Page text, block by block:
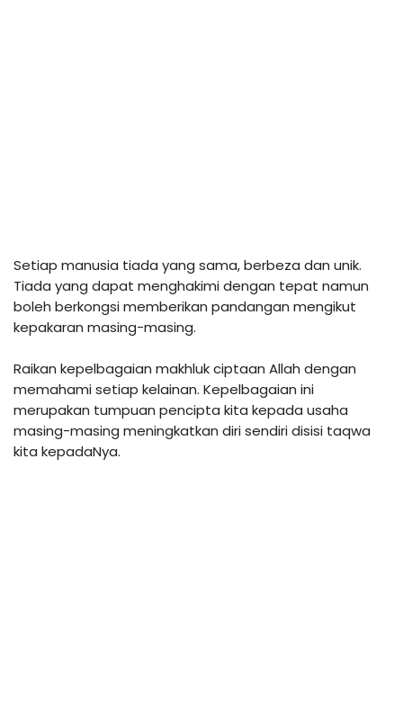
Setiap manusia tiada yang sama, berbeza dan unik.
Tiada yang dapat menghakimi dengan tepat namun
boleh berkongsi memberikan pandangan mengikut
kepakaran masing-masing.
Raikan kepelbagaian makhluk ciptaan Allah dengan
memahami setiap kelainan. Kepelbagaian ini
merupakan tumpuan pencipta kita kepada usaha
masing-masing meningkatkan diri sendiri disisi taqwa